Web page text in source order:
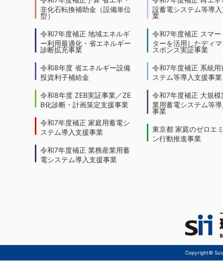
非化石転換補助金（設備単位
型）
令和7年度補正 地域エネルギ
ー利用最適化・省エネルギー
診断拡充事業
令和8年度 省エネルギー設備
投資利子補給金
令和8年度 ZEB実証事業／ZE
B化診断・計画策定支援事業
令和7年度補正 家庭用蓄電シ
ステム導入支援事業
令和7年度補正 業務産業用蓄
電システム導入支援事業
設蓄電システム等導
業
令和7年度補正 スマー
ターを活用したディ
スポンス実証事業
令和7年度補正 系統用
ステム等導入支援事業
令和7年度補正 大規模
業用蓄電システム等
事業
東京都 家庭のゼロエ
ン行動推進事業
Copyright©